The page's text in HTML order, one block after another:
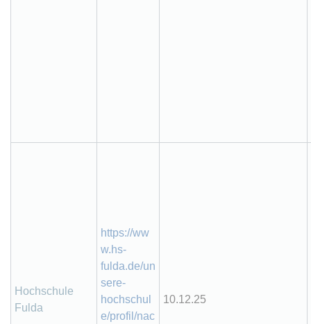
Hochschule
Fulda
https://ww
w.hs-
fulda.de/un
sere-
hochschul
e/profil/nac
10.12.25